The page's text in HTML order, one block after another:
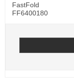
FastFold
FF6400180